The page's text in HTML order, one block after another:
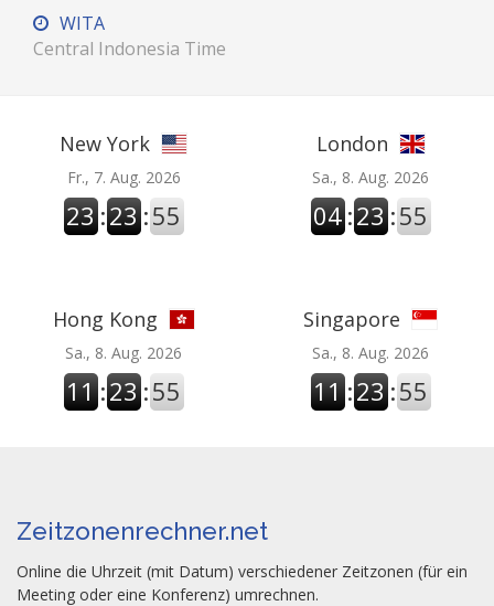
WITA
Central Indonesia Time
New York
Fr., 7. Aug. 2026
23 :23 :55
London
Sa., 8. Aug. 2026
04 :23 :55
Hong Kong
Sa., 8. Aug. 2026
11 :23 :55
Singapore
Sa., 8. Aug. 2026
11 :23 :55
Zeitzonenrechner.net
Online die Uhrzeit (mit Datum) verschiedener Zeitzonen (für ein
Meeting oder eine Konferenz) umrechnen.